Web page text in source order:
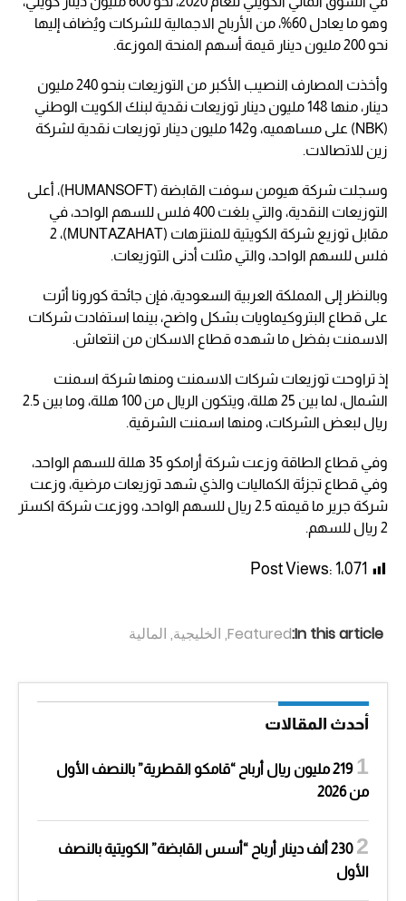
وهو ما يعادل 60%، من الأرباح الاجمالية للشركات ويُضاف إليها
نحو 200 مليون دينار قيمة أسهم المنحة الموزعة.
وأخذت المصارف النصيب الأكبر من التوزيعات بنحو 240 مليون
دينار، منها 148 مليون دينار توزيعات نقدية لبنك الكويت الوطني
(NBK) على مساهميه، و142 مليون دينار توزيعات نقدية لشركة
زين للاتصالات.
وسجلت شركة هيومن سوفت القابضة (HUMANSOFT)، أعلى
التوزيعات النقدية، والتي بلغت 400 فلس للسهم الواحد، في
مقابل توزيع شركة الكويتية للمنتزهات (MUNTAZAHAT)، 2
فلس للسهم الواحد، والتي مثلت أدنى التوزيعات.
وبالنظر إلى المملكة العربية السعودية، فإن جائحة كورونا أثرت
على قطاع البتروكيماويات بشكل واضح، بينما استفادت شركات
الاسمنت بفضل ما شهده قطاع الاسكان من انتعاش.
إذ تراوحت توزيعات شركات الاسمنت ومنها شركة اسمنت
الشمال، لما بين 25 هللة، ويتكون الريال من 100 هللة، وما بين 2.5
ريال لبعض الشركات، ومنها اسمنت الشرقية.
وفي قطاع الطاقة وزعت شركة أرامكو 35 هللة للسهم الواحد،
وفي قطاع تجزئة الكماليات والذي شهد توزيعات مرضية، وزعت
شركة جرير ما قيمته 2.5 ريال للسهم الواحد، ووزعت شركة اكستر
2 ريال للسهم.
Post Views: 1٬071
In this article:
Featured
, الخليجية, المالية
أحدث المقالات
219 مليون ريال أرباح “قامكو القطرية” بالنصف الأول
من 2026
230 ألف دينار أرباح “أسس القابضة” الكويتية بالنصف
الأول